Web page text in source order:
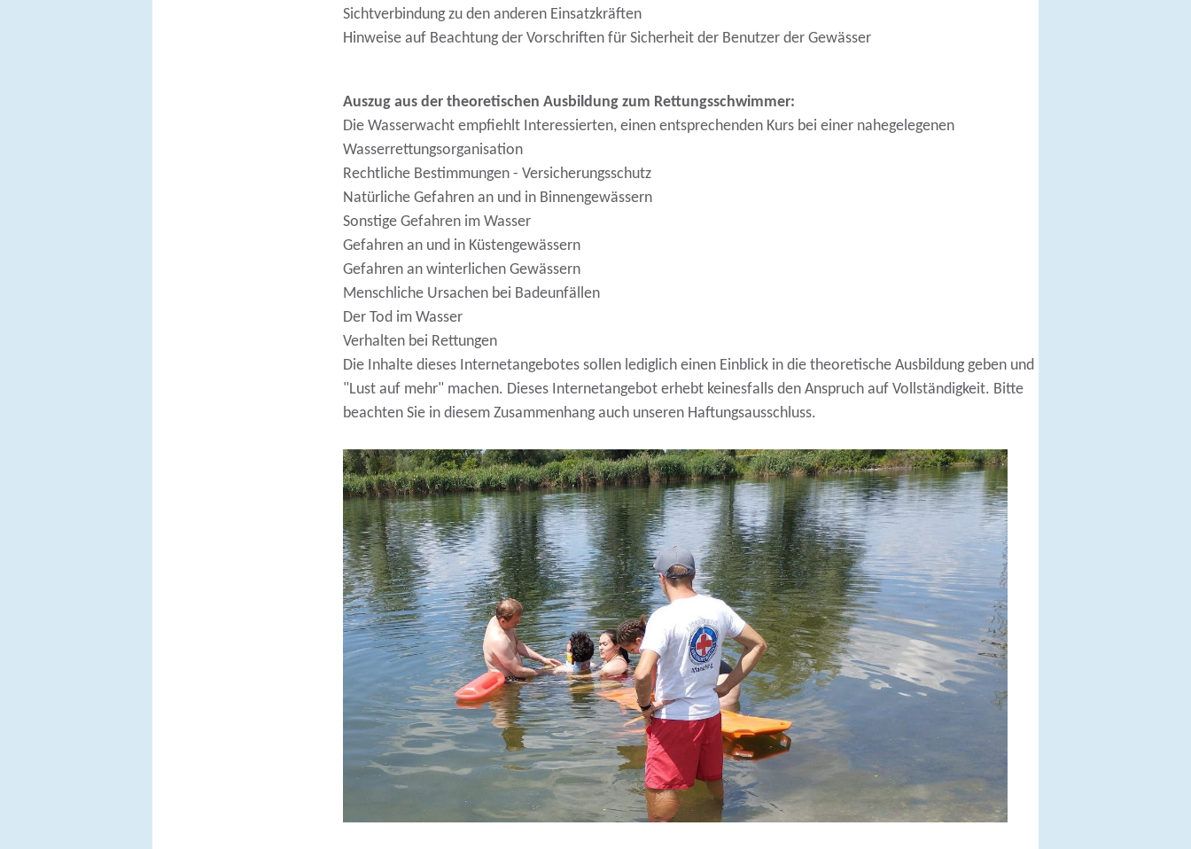
Sichtverbindung zu den anderen Einsatzkräften
Hinweise auf Beachtung der Vorschriften für Sicherheit der Benutzer der Gewässer
Auszug aus der theoretischen Ausbildung zum Rettungsschwimmer:
Die Wasserwacht empfiehlt Interessierten, einen entsprechenden Kurs bei einer nahegelegenen
Wasserrettungsorganisation
Rechtliche Bestimmungen - Versicherungsschutz
Natürliche Gefahren an und in Binnengewässern
Sonstige Gefahren im Wasser
Gefahren an und in Küstengewässern
Gefahren an winterlichen Gewässern
Menschliche Ursachen bei Badeunfällen
Der Tod im Wasser
Verhalten bei Rettungen
Die Inhalte dieses Internetangebotes sollen lediglich einen Einblick in die theoretische Ausbildung geben und
"Lust auf mehr" machen. Dieses Internetangebot erhebt keinesfalls den Anspruch auf Vollständigkeit. Bitte
beachten Sie in diesem Zusammenhang auch unseren Haftungsausschluss.